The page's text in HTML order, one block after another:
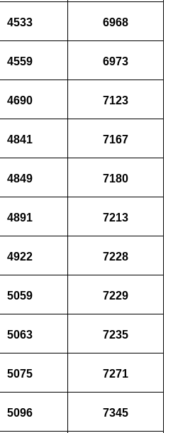
6968
4533
6973
4559
7123
4690
7167
4841
7180
4849
7213
4891
7228
4922
7229
5059
7235
5063
7271
5075
7345
5096